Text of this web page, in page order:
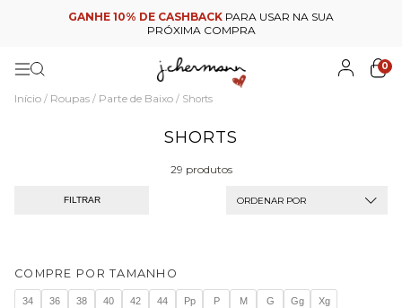
GANHE 10% DE CASHBACK PARA USAR NA SUA
PRÓXIMA COMPRA
0
Início / Roupas / Parte de Baixo / Shorts
SHORTS
29 produtos
FILTRAR ORDENAR POR
COMPRE POR TAMANHO
34 36 38 40 42 44 Pp P M G Gg Xg